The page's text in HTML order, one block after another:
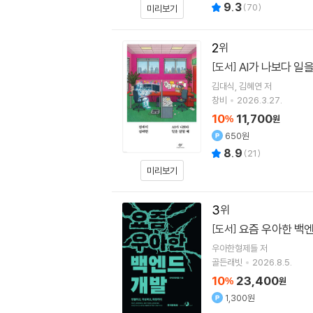
미리보기 9.3(70)
2
미리보기
[도서] AI가 나보다 일
김대식 김혜연 저
창비
2026.3.27.
10% 11,700원
650원
8.9 (21)
3
[도서] 요즘 우아한 백
우아한형제들저
골든래빗
2026.8.5.
10% 23,400원
1,300원